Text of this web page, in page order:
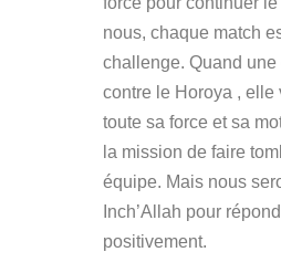
nous, chaque match
challenge. Quand
contre le Horoya , elle
toute sa force et sa
la mission de faire
équipe. Mais nous
Inch’Allah pour
positivement.